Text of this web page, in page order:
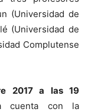
(Universidad de
(Universidad de
Complutense
2017 a las 19
cuenta con la